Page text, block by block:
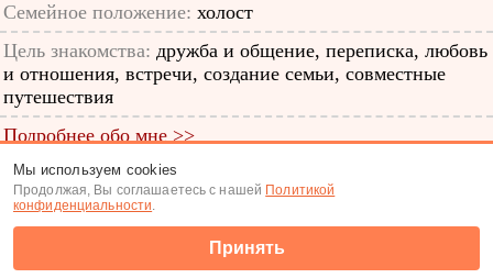
Семейное положение: холост
Цель знакомства: дружба и общение, переписка, любовь
и отношения, встречи, создание семьи, совместные
путешествия
Подробнее обо мне >>
ID анкеты: 12294631
Знакомства|Поиск анкет
Мы используем cookies
Продолжая, Вы соглашаетесь с нашей Политикой
конфиденциальности.
Принять